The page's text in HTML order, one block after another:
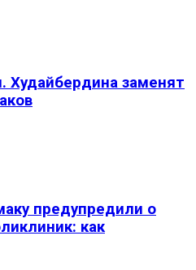
Худайбердина заменят
предупредили о
как